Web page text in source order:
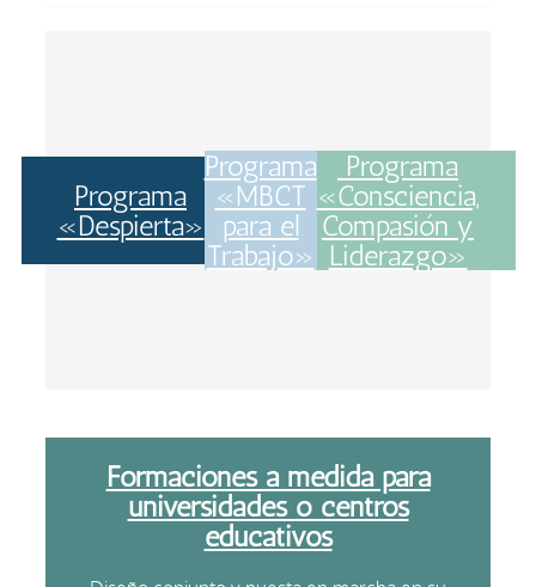
Programa
«Despierta»
Programa
«MBCT
para el
Trabajo»
Programa
«Consciencia,
Compasión y
Liderazgo»
Formaciones a medida para
universidades o centros
educativos